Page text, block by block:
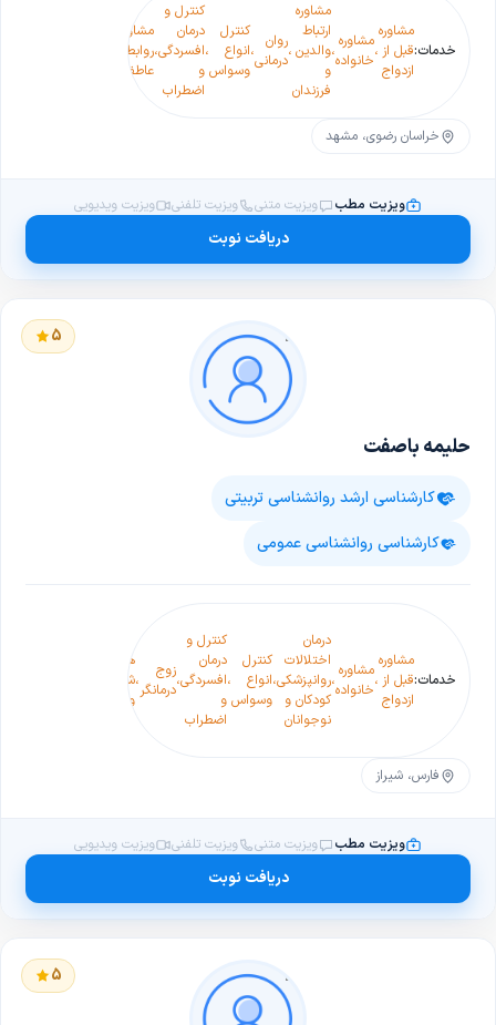
خدمات:
مشاوره
قبل از
ازدواج
،مشاوره
خانواده،
مشاوره
ارتباط
والدین
و
فرزندان
،روان
درمانی،
کنترل
انواع
وسواس
،
کنترل و
درمان
افسردگی
و
اضطراب
،
مشاور
روابط
عاطفی
خراسان رضوی، مشهد
ویزیت مطب ویزیت متنی ویزیت تلفنی ویزیت ویدیویی
دریافت نوبت
5
حلیمه باصفت
کارشناسی ارشد روانشناسی تربیتی
کارشناسی روانشناسی عمومی
خدمات:
مشاوره
قبل از
ازدواج
،مشاوره
خانواده،
درمان
اختلالات
روانپزشکی
کودکان و
نوجوانان
،
کنترل
انواع
وسواس
،
کنترل و
درمان
افسردگی
و
اضطراب
،زوج
درمانگر،
هوش و
شخصیت
ویژه
فارس، شیراز
ویزیت مطب ویزیت متنی ویزیت تلفنی ویزیت ویدیویی
دریافت نوبت
5